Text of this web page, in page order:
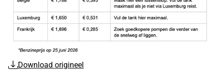
Download origineel